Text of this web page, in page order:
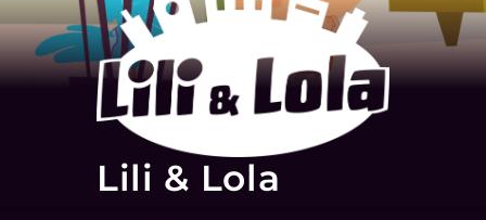
Lili & Lola